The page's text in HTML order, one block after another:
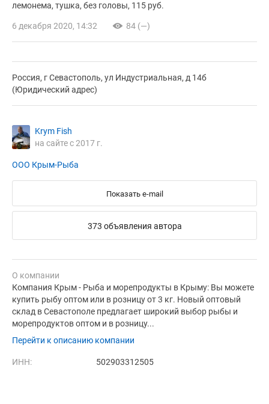
лемонема тушка без головы 115 руб.
6 декабря 2020, 14:32 84 (—)
Россия, г Севастополь, ул Индустриальная, д 14б
(Юридический адрес)
Krym Fish
на сайте с 2017 г.
ООО Крым-Рыба
Показать e-mail
373 объявления автора
О компании
Компания Крым - Рыба и морепродукты в Крыму: Вы можете
купить рыбу оптом или в розницу от 3 кг. Новый оптовый
склад в Севастополе предлагает широкий выбор рыбы и
морепродуктов оптом и в розницу...
Перейти к описанию компании
ИНН: 502903312505